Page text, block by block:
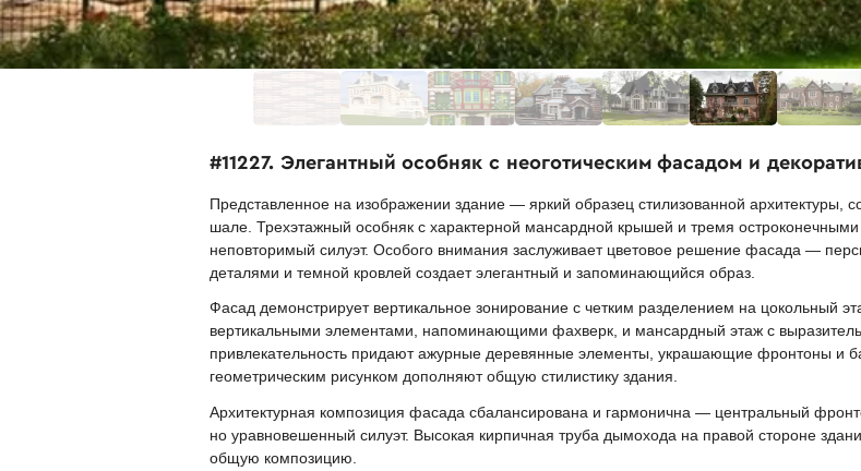
#11227. Элегантный особняк с неоготическим фасадом и
Представленное на изображении здание — яркий образец стилизованной архитектуры,
шале. Трехэтажный особняк с характерной мансардной крышей и тремя
неповторимый силуэт. Особого внимания заслуживает цветовое решение фасада —
деталями и темной кровлей создает элегантный и запоминающийся образ.
Фасад демонстрирует вертикальное зонирование с четким разделением на цокольный
вертикальными элементами, напоминающими фахверк, и мансардный этаж с
привлекательность придают ажурные деревянные элементы, украшающие фронтоны и
геометрическим рисунком дополняют общую стилистику здания.
Архитектурная композиция фасада сбалансирована и гармонична — центральный
но уравновешенный силуэт. Высокая кирпичная труба дымохода на правой стороне
общую композицию.